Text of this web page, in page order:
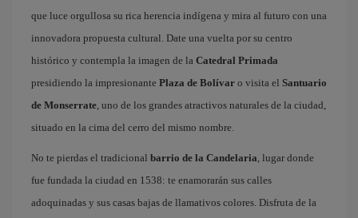
que luce orgullosa su rica herencia indígena y mira al futuro con una
innovadora propuesta cultural. Date una vuelta por su centro
histórico y contempla la imagen de la Catedral Primada
presidiendo la impresionante Plaza de Bolívar o visita el Santuario
de Monserrate, uno de los grandes atractivos naturales de la ciudad,
situado en la cima del cerro del mismo nombre.
No te pierdas el tradicional barrio de la Candelaria, lugar donde
fue fundada la ciudad en 1538: te enamorarán sus calles
adoquinadas y sus casas bajas de llamativos colores. Disfruta de la